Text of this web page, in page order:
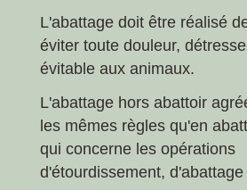
L'abattage doit être réalisé
éviter toute douleur,
évitable aux animaux.
L'abattage hors abattoir
les mêmes règles qu'en
qui concerne les opérations
d'étourdissement,